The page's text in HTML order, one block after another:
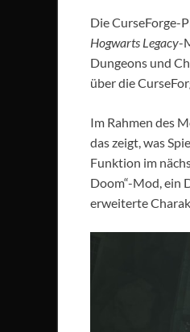
Die CurseForge-
Hogwarts Legacy-
Dungeons und
über die
Im Rahmen des
das zeigt, was
Funktion im
Doom“-Mod, ein
erweiterte